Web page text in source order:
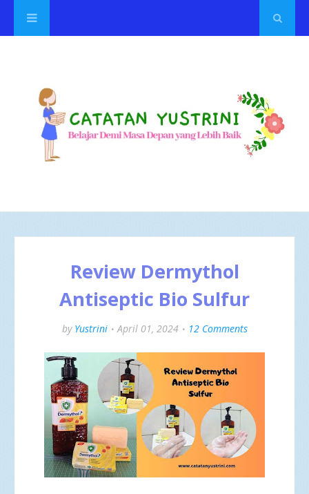
Review Dermythol
Antiseptic Bio Sulfur
by Yustrini April 01, 2024 12 Comments